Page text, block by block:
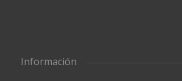
Información